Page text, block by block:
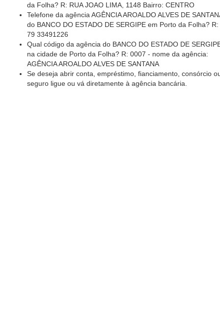
da Folha? R: RUA JOAO LIMA, 1148 Bairro: CENTRO
Telefone da agência AGÊNCIA AROALDO ALVES DE
do BANCO DO ESTADO DE SERGIPE em Porto da Folha? R:
79 33491226
Qual código da agência do BANCO DO ESTADO DE
na cidade de Porto da Folha? R: 0007 - nome da agência:
AGÊNCIA AROALDO ALVES DE SANTANA
Se deseja abrir conta, empréstimo, fianciamento, consórcio
seguro ligue ou vá diretamente à agência bancária.